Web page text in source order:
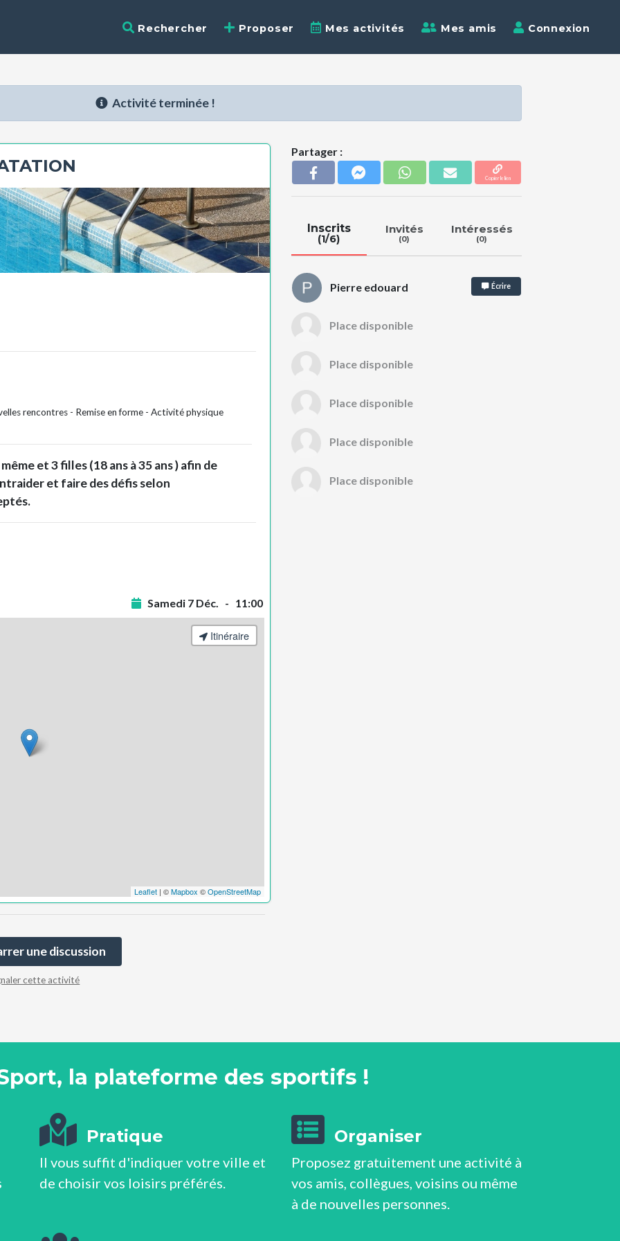
Rechercher Proposer Mes activités Mes amis Connexion
Activité terminée !
rencontres - Remise en forme - Activité physique
et 3 filles (18 ans à 35 ans ) afin de
et faire des défis selon
Samedi 7 Déc. - 11:00
Itinéraire
Leaflet| ©Mapbox ©OpenStreetMap
une discussion
cette activité
Partager :
Copier le lien
Inscrits
(1/6)
Invités
(0)
Intéressés
(0)
Pierre edouard Écrire
Place disponible
Place disponible
Place disponible
Place disponible
Place disponible
la plateforme des sportifs !
Pratique
Il vous suffit d'indiquer votre ville et
de choisir vos loisirs préférés.
Organiser
Proposez gratuitement une activité à
vos amis, collègues, voisins ou même
à de nouvelles personnes.